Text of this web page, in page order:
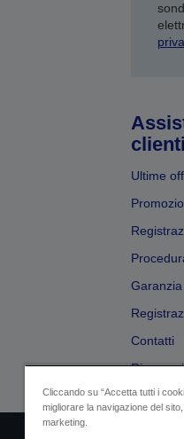
clienti
Ultime
Contatti
Ricerca
Cliccando su “Accetta tutti i
migliorare la navigazione del
marketing.